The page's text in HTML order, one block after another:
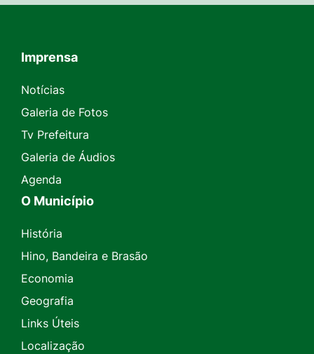
Seção do Rodapé e Contato
Imprensa
Notícias
Galeria de Fotos
Tv Prefeitura
Galeria de Áudios
Agenda
O Município
História
Hino, Bandeira e Brasão
Economia
Geografia
Links Úteis
Localização